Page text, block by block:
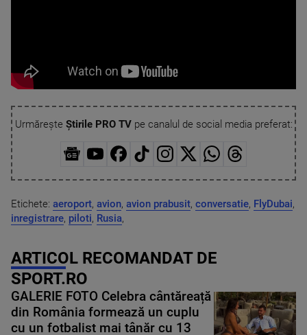
Urmărește Știrile PRO TVpe canalul de social media preferat:
Etichete: aeroport, avion, avion prabusit, conversatie, FlyDubai,
inregistrare, piloti, Rusia,
ARTICOL RECOMANDAT DE
SPORT.RO
GALERIE FOTO Celebra cântăreață
din România formează un cuplu
cu un fotbalist mai tânăr cu 13